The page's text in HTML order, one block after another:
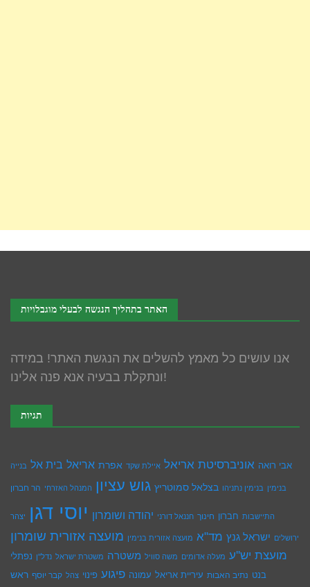
האתר בתהליך הנגשה לבעלי מוגבלויות
אנו עושים כל מאמץ להשלים את הנגשת האתר! במידה
ונתקלת בבעיה אנא פנה אלינו!
תגיות
אבי רואה אוניברסיטת אריאל איילת שקד אפרת אריאל בית אל בנייה
בנימין בנימין נתניהו בצלאל סמוטריץ גוש עציון המנהל האזרחי הר חברון
התיישבות חברון חינוך חננאל דורני יהודה ושומרון יוסי דגן יצהר
ירושלים ישראל גנץ מד"א מועצה אזורית בנימין מועצה אזורית שומרון
מועצת יש''ע מעלה אדומים משה סוויל משטרה משטרת ישראל נדל''ן נפתלי
בנט נתיב האבות עיריית אריאל עמונה פיגוע פינוי צהל קבר יוסף ראש